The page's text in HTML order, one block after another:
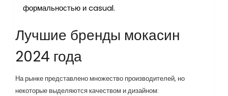
формальностью и casual.
Лучшие бренды мокасин
2024 года
На рынке представлено множество производителей, но
некоторые выделяются качеством и дизайном: